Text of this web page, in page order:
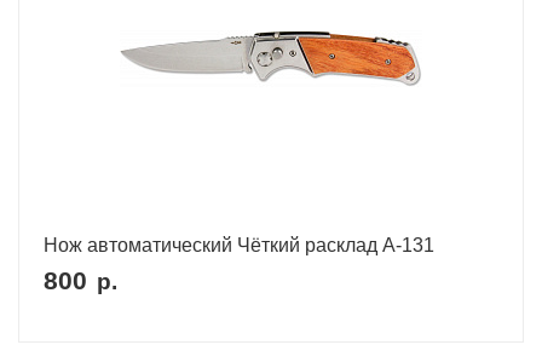
Нож автоматический Чёткий расклад A-131
800 р.